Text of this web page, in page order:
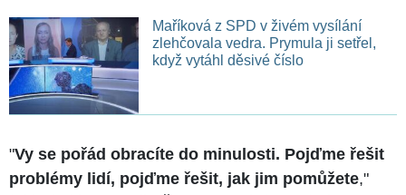
Maříková z SPD v živém vysílání
zlehčovala vedra. Prymula ji setřel,
když vytáhl děsivé číslo
"Vy se pořád obracíte do minulosti. Pojďme řešit
problémy lidí, pojďme řešit, jak jim pomůžete,"